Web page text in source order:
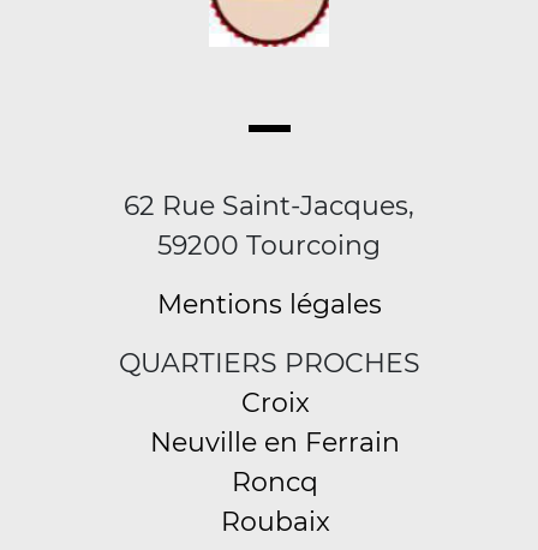
62 Rue Saint-Jacques,
59200 Tourcoing
Mentions légales
QUARTIERS PROCHES
Croix
Neuville en Ferrain
Roncq
Roubaix